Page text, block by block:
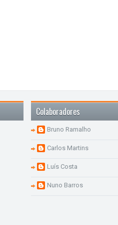
Colaboradores
Bruno Ramalho
Carlos Martins
Luís Costa
Nuno Barros